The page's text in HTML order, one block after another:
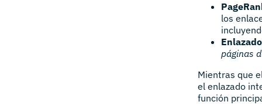
los
páginas
Mientras que
el enlazado
función